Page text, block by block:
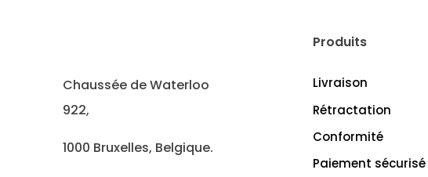
Chaussée de Waterloo
922,
1000 Bruxelles, Belgique.
Produits
Livraison
Rétractation
Conformité
Paiement sécurisé